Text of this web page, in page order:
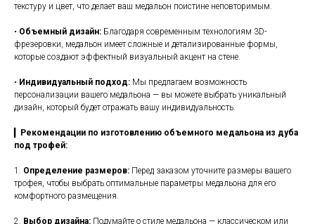
текстуру и цвет, что делает ваш медальон поистине неповторимым.
• Объемный дизайн: Благодаря современным технологиям 3D-
фрезеровки, медальон имеет сложные и детализированные формы,
которые создают эффектный визуальный акцент на стене.
• Индивидуальный подход: Мы предлагаем возможность
персонализации вашего медальона — вы можете выбрать уникальный
дизайн, который будет отражать вашу индивидуальность.
Рекомендации по изготовлению объемного медальона из дуба
под трофей:
1. Определение размеров: Перед заказом уточните размеры вашего
трофея, чтобы выбрать оптимальные параметры медальона для его
комфортного размещения.
2. Выбор дизайна: Подумайте о стиле медальона — классическом или